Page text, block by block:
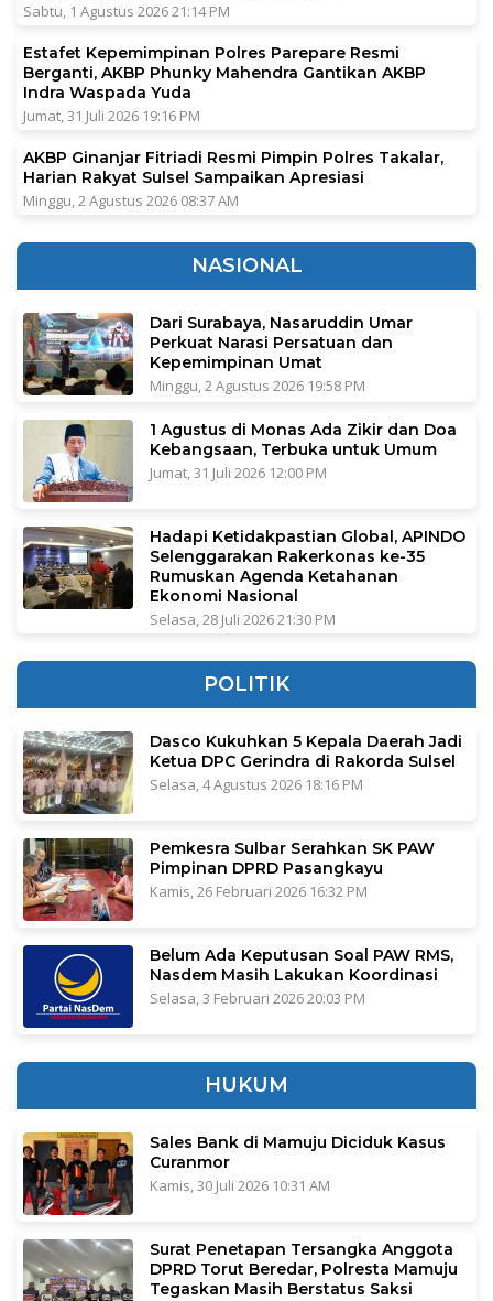
Sabtu, 1 Agustus 2026 21:14 PM
Estafet Kepemimpinan Polres Parepare Resmi
Berganti, AKBP Phunky Mahendra Gantikan AKBP
Indra Waspada Yuda
Jumat, 31 Juli 2026 19:16 PM
AKBP Ginanjar Fitriadi Resmi Pimpin Polres Takalar,
Harian Rakyat Sulsel Sampaikan Apresiasi
Minggu, 2 Agustus 2026 08:37 AM
NASIONAL
Dari Surabaya, Nasaruddin Umar
Perkuat Narasi Persatuan dan
Kepemimpinan Umat
Minggu, 2 Agustus 2026 19:58 PM
1 Agustus di Monas Ada Zikir dan Doa
Kebangsaan, Terbuka untuk Umum
Jumat, 31 Juli 2026 12:00 PM
Hadapi Ketidakpastian Global, APINDO
Selenggarakan Rakerkonas ke-35
Rumuskan Agenda Ketahanan
Ekonomi Nasional
Selasa, 28 Juli 2026 21:30 PM
POLITIK
Dasco Kukuhkan 5 Kepala Daerah Jadi
Ketua DPC Gerindra di Rakorda Sulsel
Selasa, 4 Agustus 2026 18:16 PM
Pemkesra Sulbar Serahkan SK PAW
Pimpinan DPRD Pasangkayu
Kamis, 26 Februari 2026 16:32 PM
Belum Ada Keputusan Soal PAW RMS,
Nasdem Masih Lakukan Koordinasi
Selasa, 3 Februari 2026 20:03 PM
HUKUM
Sales Bank di Mamuju Diciduk Kasus
Curanmor
Kamis, 30 Juli 2026 10:31 AM
Surat Penetapan Tersangka Anggota
DPRD Torut Beredar, Polresta Mamuju
Tegaskan Masih Berstatus Saksi